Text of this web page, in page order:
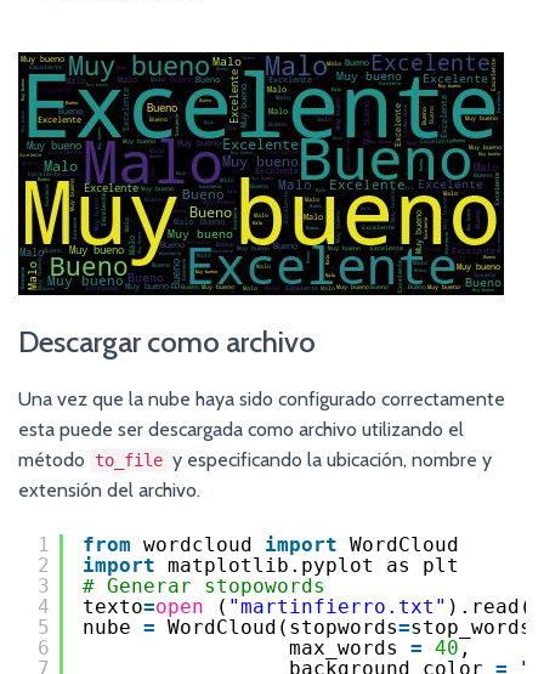
Descargar como archivo
Una vez que la nube haya sido configurado correctamente
esta puede ser descargada como archivo utilizando el
método
to_file y especificando la ubicación, nombre y
extensión del archivo.
1
2
3
4
5
6
7
from wordcloud import WordCloud
import matplotlib.pyplot as plt
# Generar stopowords
texto=open ( "martinfierro.txt" ).read()
nube = WordCloud(stopwords=stop_words,
max_words = 40 ,
background_color =